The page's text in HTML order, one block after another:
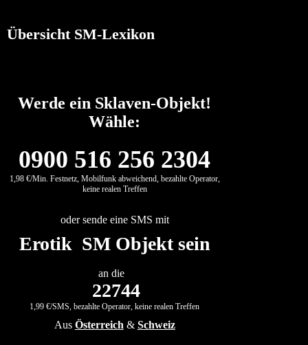
Übersicht SM-Lexikon
Werde ein Sklaven-Objekt!
Wähle:
0900 516 256 2304
1,98 €/Min. Festnetz, Mobilfunk abweichend, bezahlte Operator,
keine realen Treffen
oder sende eine SMS mit
Erotik SM Objekt sein
an die
22744
1,99 €/SMS, bezahlte Operator, keine realen Treffen
Aus Österreich & Schweiz